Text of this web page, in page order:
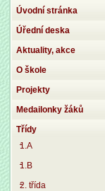
Úvodní stránka
Úřední deska
Aktuality, akce
O škole
Projekty
Medailonky žáků
Třídy
1.A
1.B
2. třída